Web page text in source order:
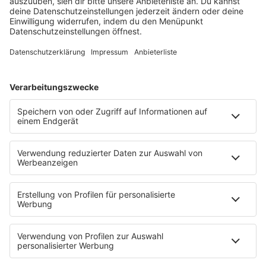
Füße hoch
Schmusekatze
Song Contest
Mädelsabend
Ich hasse Sport
Sonntag Morgen
Strandbar
Putzfimmel
Deutschpop
Deutsche Liebeslieder
PODCASTS
Mit den Waffeln einer Frau
Frühstück bei Barbara
Brave & One
NotAufnahme